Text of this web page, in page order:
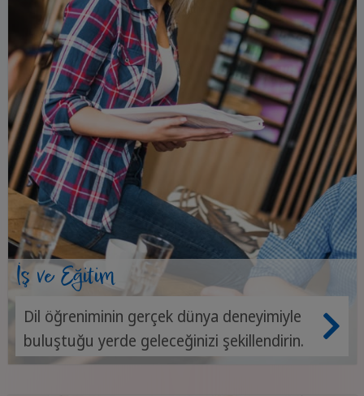
İş ve Eğitim
Dil öğreniminin gerçek dünya deneyimiyle
buluştuğu yerde geleceğinizi şekillendirin.